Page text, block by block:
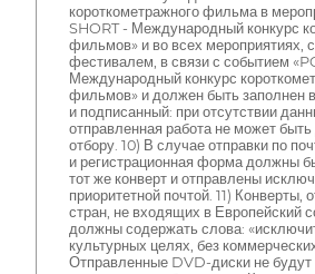
короткометражного фильма в
SHORT - Международный конкурс
фильмов» и во всех мероприятиях,
фестивалем, в связи с событием
Международный конкурс
фильмов» и должен быть заполнен
и подписанный: при отсутствии
отправленная работа не может
отбору. 10) В случае отправки по
и регистрационная форма должны
тот же конверт и отправлены
приоритетной почтой. 11) Конверты,
стран, не входящих в Европейский
должны содержать слова:
культурных целях, без
Отправленные DVD-диски не